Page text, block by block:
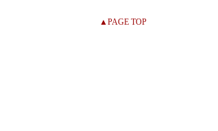
▲PAGE TOP